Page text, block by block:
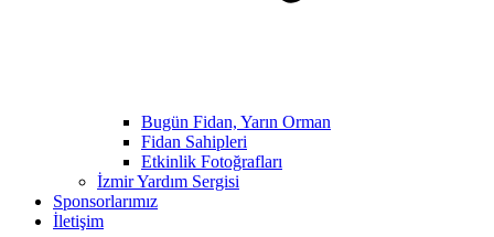
Bugün Fidan, Yarın Orman
Fidan Sahipleri
Etkinlik Fotoğrafları
İzmir Yardım Sergisi
Sponsorlarımız
İletişim